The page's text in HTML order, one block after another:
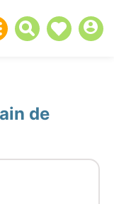
de